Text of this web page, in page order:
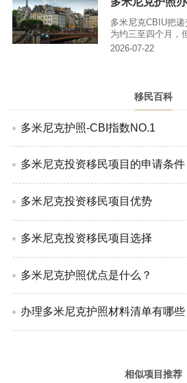
家庭指南确认，可
符合条件的子女，
母；每位成员都要
多米尼克CBIU把
为约三至四个月，
资、公民证明和护
2026-07-22
移民百科
多米尼克护照-CBI指数NO.1
多米尼克投资移民项目的申请条件
多米尼克投资移民项目优势
多米尼克投资移民项目选择
多米尼克护照优点是什么？
办理多米尼克护照材料清单有哪些
相似项目推荐